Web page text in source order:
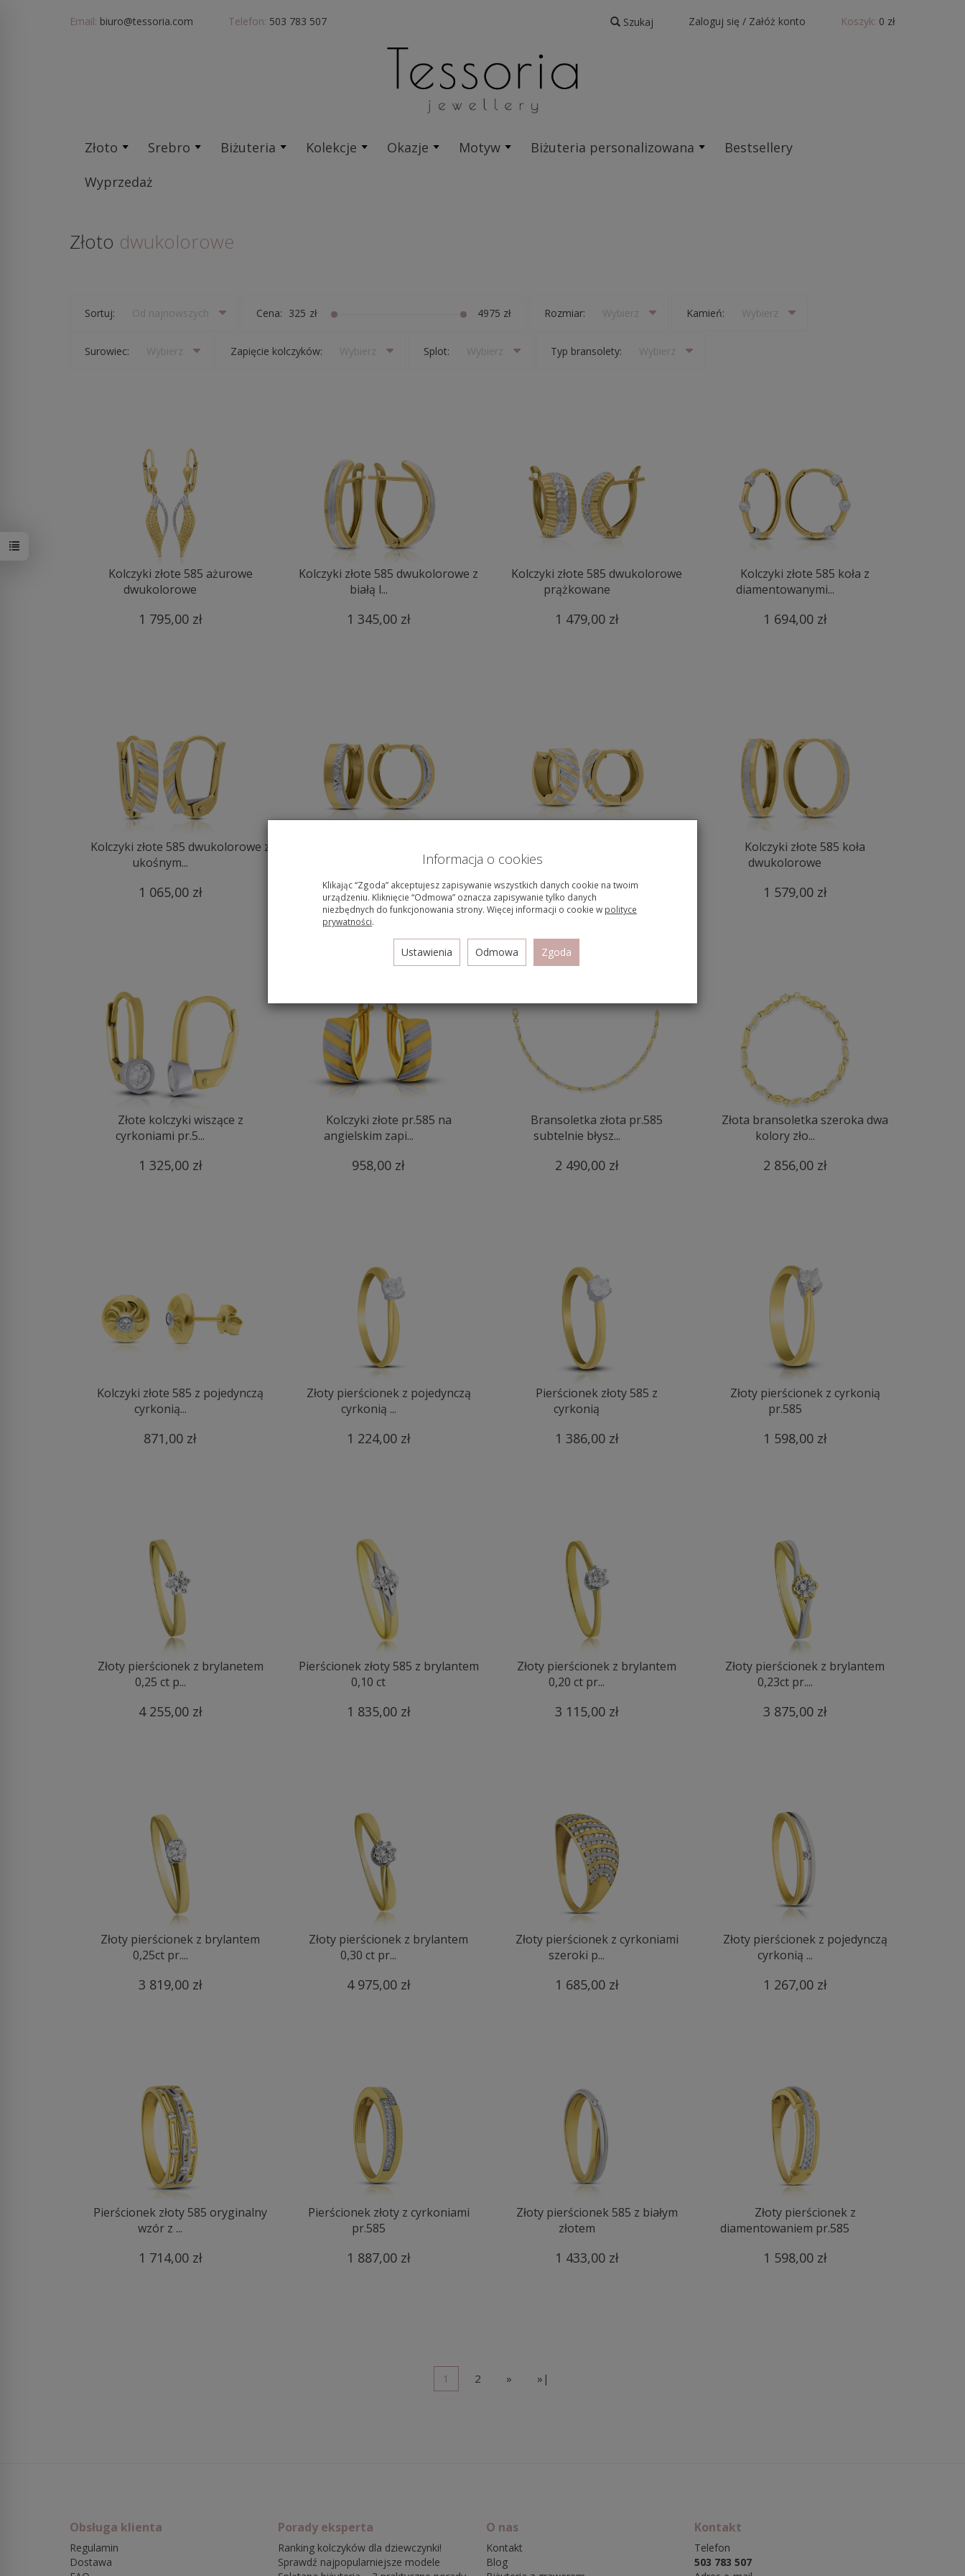
Email: biuro@tessoria.com Telefon: 503 783 507 Szukaj Zaloguj się / Załóż konto Koszyk: 0 zł
Złoto Srebro Biżuteria Kolekcje Okazje Motyw Biżuteria personalizowana
Bestsellery
Wyprzedaż
Złoto dwukolorowe
Sortuj: Od najnowszych Cena: zł zł Rozmiar: Wybierz Kamień: Wybierz
Surowiec: Wybierz Zapięcie kolczyków: Wybierz Splot: Wybierz Typ bransolety: Wybierz
Kolczyki złote 585 ażurowe
dwukolorowe
1 795,00 zł
Kolczyki złote 585 dwukolorowe z
białą l...
1 345,00 zł
Kolczyki złote 585 dwukolorowe
prążkowane
1 479,00 zł
Kolczyki złote 585 koła z
diamentowanymi...
1 694,00 zł
Kolczyki złote 585 dwukolorowe z
ukośnym...
1 065,00 zł 1 045,00 zł
dwukolorowy wzór
1 260,00 zł
Kolczyki złote 585 koła
dwukolorowe
1 579,00 zł
Złote kolczyki wiszące z
cyrkoniami pr.5...
1 325,00 zł
Kolczyki złote pr.585 na
angielskim zapi...
958,00 zł
Bransoletka złota pr.585
subtelnie błysz...
2 490,00 zł
Złota bransoletka szeroka dwa
kolory zło...
2 856,00 zł
Kolczyki złote 585 z pojedynczą
cyrkonią...
871,00 zł
Złoty pierścionek z pojedynczą
cyrkonią ...
1 224,00 zł
Pierścionek złoty 585 z
cyrkonią
1 386,00 zł
Złoty pierścionek z cyrkonią
pr.585
1 598,00 zł
Złoty pierścionek z brylanetem
0,25 ct p...
4 255,00 zł
Pierścionek złoty 585 z brylantem
0,10 ct
1 835,00 zł
Złoty pierścionek z brylantem
0,20 ct pr...
3 115,00 zł
Złoty pierścionek z brylantem
0,23ct pr....
3 875,00 zł
Złoty pierścionek z brylantem
0,25ct pr....
3 819,00 zł
Złoty pierścionek z brylantem
0,30 ct pr...
4 975,00 zł
Złoty pierścionek z cyrkoniami
szeroki p...
1 685,00 zł
Złoty pierścionek z pojedynczą
cyrkonią ...
1 267,00 zł
Pierścionek złoty 585 oryginalny
wzór z ...
1 714,00 zł
Pierścionek złoty z cyrkoniami
pr.585
1 887,00 zł
Złoty pierścionek 585 z białym
złotem
1 433,00 zł
Złoty pierścionek z
diamentowaniem pr.585
1 598,00 zł
1 2 » »|
Obsługa klienta
Regulamin
Dostawa
Porady eksperta
Ranking kolczyków dla dziewczynki!
Sprawdź najpopularniejsze modele
O nas
Kontakt
Blog
Kontakt
Telefon
503 783 507
Informacja o cookies
Klikając “Zgoda” akceptujesz zapisywanie wszystkich danych cookie na twoim
urządzeniu. Kliknięcie “Odmowa” oznacza zapisywanie tylko danych
niezbędnych do funkcjonowania strony. Więcej informacji o cookie w polityce
prywatności.
Ustawienia Odmowa Zgoda